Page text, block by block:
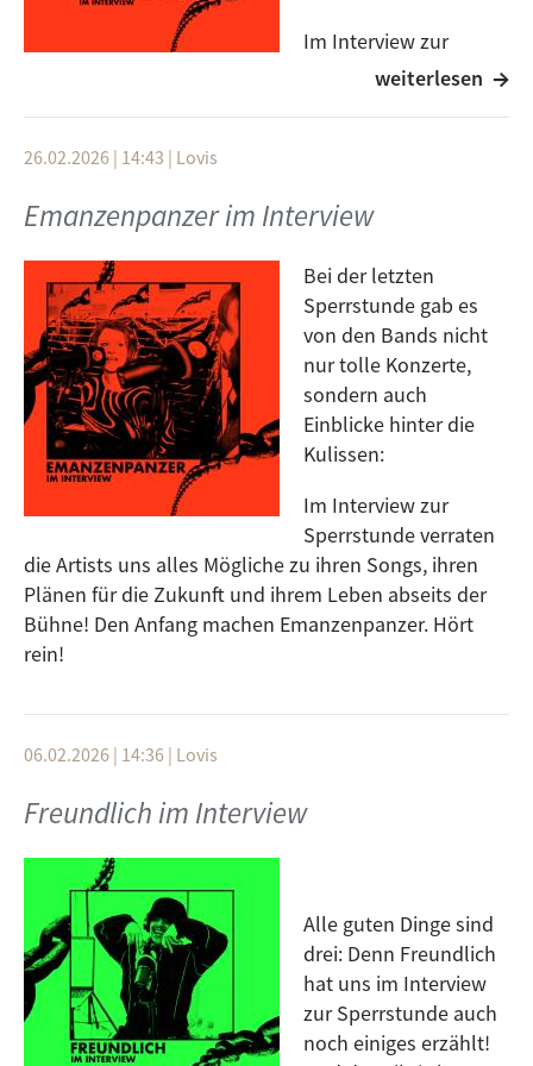
Im Interview zur
Sperrstunde verraten
Bühne! Auch mit den Trustfundbabes haben wir nach
um 11:30 Uhr im GetUp! – Tune In!
weiterlesen
26.02.2026 | 14:43 | Lovis
Emanzenpanzer im Interview
Bei der letzten
Sperrstunde gab es
von den Bands nicht
nur tolle Konzerte,
sondern auch
Einblicke hinter die
Kulissen:
Im Interview zur
Sperrstunde verraten
die Artists uns alles Mögliche zu ihren Songs, ihren
Plänen für die Zukunft und ihrem Leben abseits der
Bühne! Den Anfang machen Emanzenpanzer. Hört
rein!
06.02.2026 | 14:36 | Lovis
Freundlich im Interview
Alle guten Dinge sind
drei: Denn Freundlich
hat uns im Interview
zur Sperrstunde auch
noch einiges erzählt!